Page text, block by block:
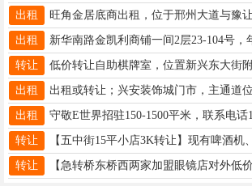
出租
出租
转让
出租
出租 守敬E世界招驻150-1500平米，联系电话
转让
转让